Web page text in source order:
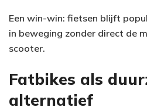
Een win-win: fietsen blijft
in beweging zonder direct de
scooter.
Fatbikes als
alternatief